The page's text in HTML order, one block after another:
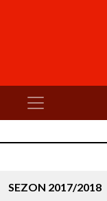
SEZON 2017/2018